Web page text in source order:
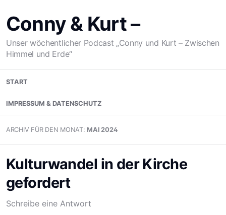
Inhalt
springen
Conny & Kurt –
Unser wöchentlicher Podcast „Conny und Kurt – Zwischen
Himmel und Erde“
START
IMPRESSUM & DATENSCHUTZ
ARCHIV FÜR DEN MONAT: MAI 2024
Kulturwandel in der Kirche
gefordert
Schreibe eine Antwort